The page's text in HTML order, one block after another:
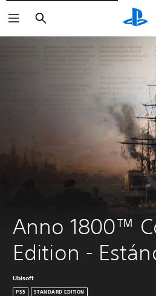
Buscar
Anno 1800™
Edition -
Ubisoft
PS5 STANDARD EDITION